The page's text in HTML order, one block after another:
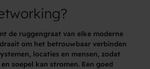
de ruggengraat van elke moderne
om het betrouwbaar verbinden
locaties en mensen, zodat
soepel kan stromen. Een goed